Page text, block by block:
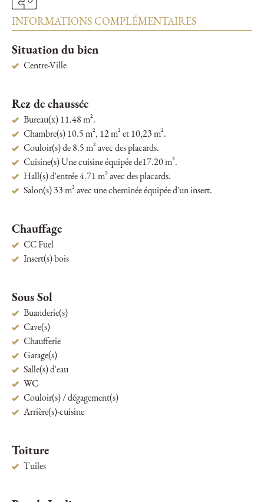
INFORMATIONS COMPLÉMENTAIRES
Situation du bien
Centre-Ville
Rez de chaussée
Bureau(x) 11.48 m².
Chambre(s) 10.5 m², 12 m² et 10,23 m².
Couloir(s) de 8.5 m² avec des placards.
Cuisine(s) Une cuisine équipée de17.20 m².
Hall(s) d'entrée 4.71 m² avec des placards.
Salon(s) 33 m² avec une cheminée équipée d'un insert.
Chauffage
CC Fuel
Insert(s) bois
Sous Sol
Buanderie(s)
Cave(s)
Chaufferie
Garage(s)
Salle(s) d'eau
WC
Couloir(s) / dégagement(s)
Arrière(s)-cuisine
Toiture
Tuiles